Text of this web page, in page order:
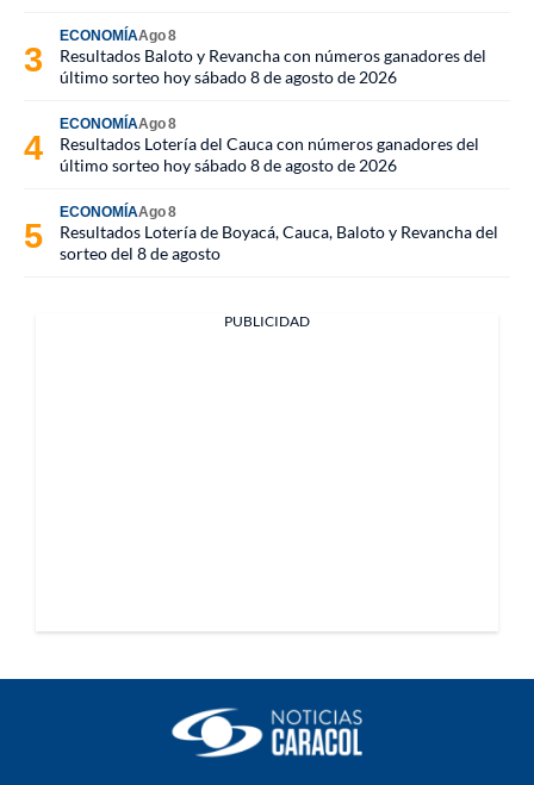
ECONOMÍAAgo 8
Resultados Baloto y Revancha con números ganadores del
último sorteo hoy sábado 8 de agosto de 2026
ECONOMÍAAgo 8
Resultados Lotería del Cauca con números ganadores del
último sorteo hoy sábado 8 de agosto de 2026
ECONOMÍAAgo 8
Resultados Lotería de Boyacá, Cauca, Baloto y Revancha del
sorteo del 8 de agosto
PUBLICIDAD